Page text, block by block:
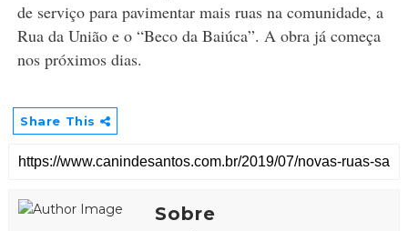
de serviço para pavimentar mais ruas na comunidade, a
Rua da União e o “Beco da Baiúca”. A obra já começa
nos próximos dias.
Share This
Sobre